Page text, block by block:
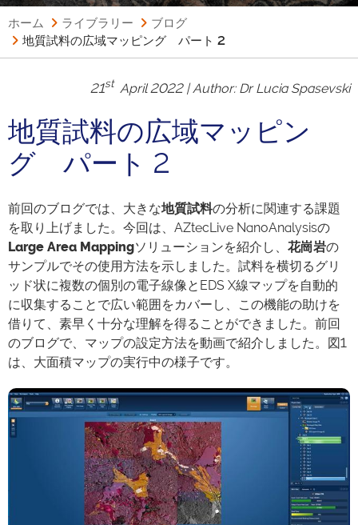
ホーム ライブラリー
ブログ
地質試料の広域マッピング パート 2
21st April 2022 | Author: DrLucia Spasevski
地質試料の広域マッピン
グ パート 2
前回のブログでは、大きな地質試料の分析に関連する課題
を取り上げました。今回は、AZtecLive NanoAnalysisの
Large Area Mappingソリューションを紹介し、 花崗岩の
サンプルでその使用方法を示しました。試料を横切るグリ
ッド状に複数の個別の電子線像とEDS X線マップを自動的
に収集することで広い範囲をカバーし、この機能の助けを
借りて、素早く十分な理解を得ることができました。前回
のブログで、マップの設定方法を動画で紹介しました。図1
は、大面積マップの実行中の様子です。